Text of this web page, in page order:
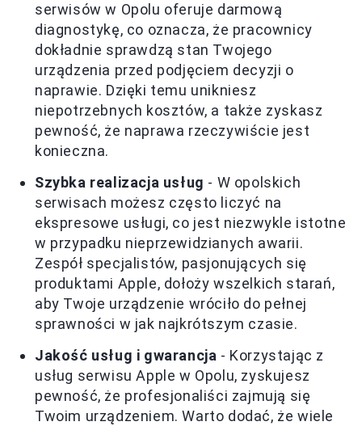
serwisów w Opolu oferuje darmową
diagnostykę, co oznacza, że pracownicy
dokładnie sprawdzą stan Twojego
urządzenia przed podjęciem decyzji o
naprawie. Dzięki temu unikniesz
niepotrzebnych kosztów, a także zyskasz
pewność, że naprawa rzeczywiście jest
konieczna.
Szybka realizacja usług - W opolskich
serwisach możesz często liczyć na
ekspresowe usługi, co jest niezwykle istotne
w przypadku nieprzewidzianych awarii.
Zespół specjalistów, pasjonujących się
produktami Apple, dołoży wszelkich starań,
aby Twoje urządzenie wróciło do pełnej
sprawności w jak najkrótszym czasie.
Jakość usług i gwarancja - Korzystając z
usług serwisu Apple w Opolu, zyskujesz
pewność, że profesjonaliści zajmują się
Twoim urządzeniem. Warto dodać, że wiele